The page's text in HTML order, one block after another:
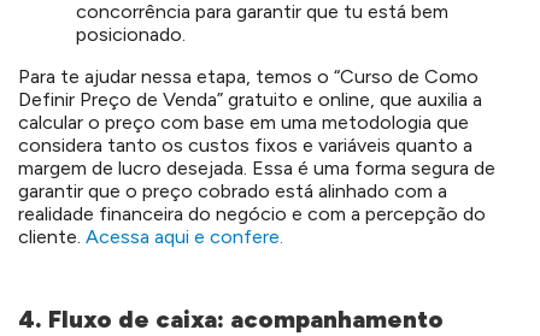
concorrência para garantir que tu está bem
posicionado.
Para te ajudar nessa etapa, temos o “Curso de Como
Definir Preço de Venda” gratuito e online, que auxilia a
calcular o preço com base em uma metodologia que
considera tanto os custos fixos e variáveis quanto a
margem de lucro desejada. Essa é uma forma segura de
garantir que o preço cobrado está alinhado com a
realidade financeira do negócio e com a percepção do
cliente. Acessa aqui e confere.
4. Fluxo de caixa: acompanhamento